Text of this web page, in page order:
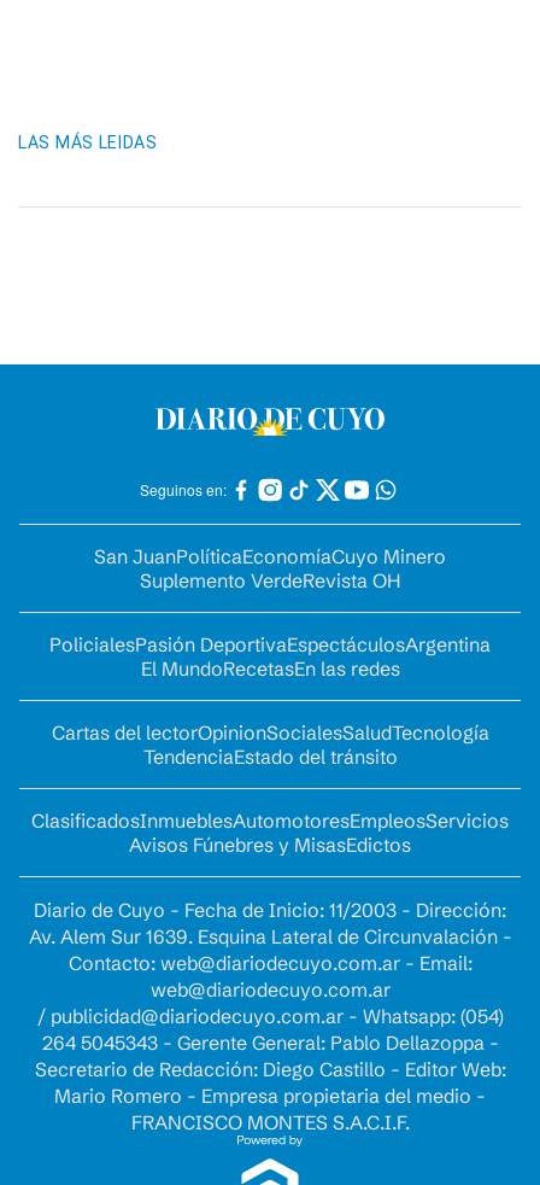
LAS MÁS LEIDAS
Seguinos en:
San JuanPolíticaEconomíaCuyo Minero
Suplemento VerdeRevista OH
PolicialesPasión DeportivaEspectáculosArgentina
El MundoRecetasEn las redes
Cartas del lectorOpinionSocialesSaludTecnología
TendenciaEstado del tránsito
ClasificadosInmueblesAutomotoresEmpleosServicios
Avisos Fúnebres y MisasEdictos
Diario de Cuyo - Fecha de Inicio: 11/2003 - Dirección:
Av. Alem Sur 1639. Esquina Lateral de Circunvalación -
Contacto: web@diariodecuyo.com.ar- Email:
web@diariodecuyo.com.ar
/ publicidad@diariodecuyo.com.ar- Whatsapp: (054)
264 5045343 - Gerente General: Pablo Dellazoppa -
Secretario de Redacción: Diego Castillo - Editor Web:
Mario Romero - Empresa propietaria del medio -
FRANCISCO MONTES S.A.C.I.F.